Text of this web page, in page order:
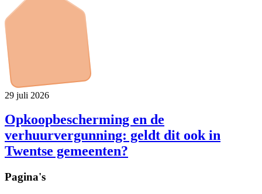
29 juli 2026
Opkoopbescherming en de
verhuurvergunning: geldt dit ook in
Twentse gemeenten?
Pagina's